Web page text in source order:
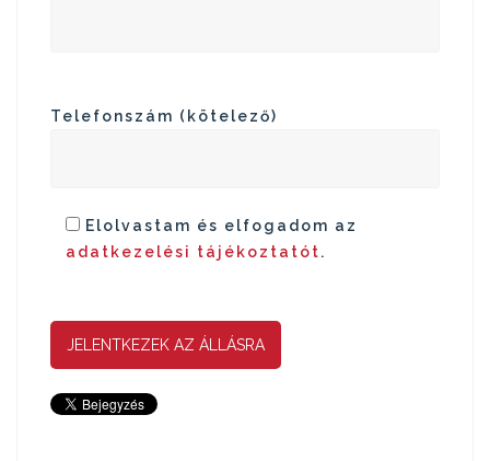
Telefonszám (kötelező)
Elolvastam és elfogadom az
adatkezelési tájékoztatót.